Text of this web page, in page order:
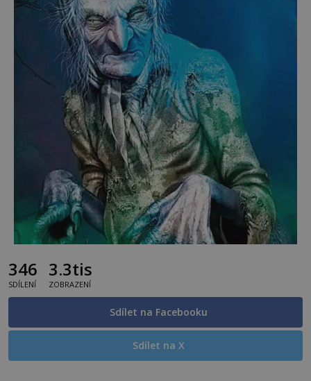
346
SDÍLENÍ
3.3tis
ZOBRAZENÍ
Sdílet na Facebooku
Sdílet na X